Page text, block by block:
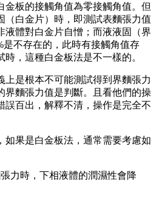
金板的接觸角值為零接觸角值。但
（白金片）時，即測試表麵張力值
液體對白金片自憎；而液液固（界
是不存在的，此時有接觸角值存
，這種白金板法是不一樣的。
是根本不可能測試得到界麵張力
界麵張力值是判斷。且看他們的操
誤百出，解釋不清，操作是完全不
果是白金板法，通常需要考慮如
力時，下相液體的潤濕性會降